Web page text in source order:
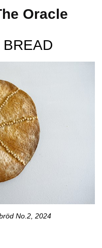
Oracle
BREAD
No.2, 2024